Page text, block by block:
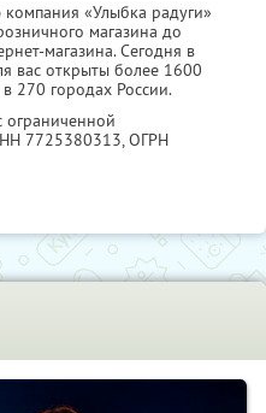
«Улыбка радуги»
магазина до
магазина. Сегодня в
вас открыты более 1600
270 городах России.
ограниченной
7725380313, ОГРН